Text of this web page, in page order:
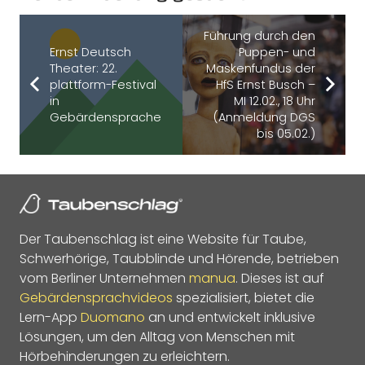
Ernst Deutsch
Theater: 22.
plattform-Festival
in
Gebärdensprache
Führung durch den
Puppen- und
Maskenfundus der
HfS Ernst Busch –
MI 12.02., 18 Uhr
(Anmeldung DGS
bis 05.02.)
Der Taubenschlag ist eine Website für Taube,
Schwerhörige, Taubblinde und Hörende, betrieben
vom Berliner Unternehmen manua. Dieses ist auf
Gebärdensprachvideos spezialisiert, bietet die
Lern-App Duomano an und entwickelt inklusive
Lösungen, um den Alltag von Menschen mit
Hörbehinderungen zu erleichtern.